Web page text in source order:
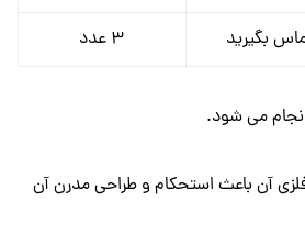
بگیرید 3 عدد
می شود.
آن باعث استحکام و طراحی مدرن آن